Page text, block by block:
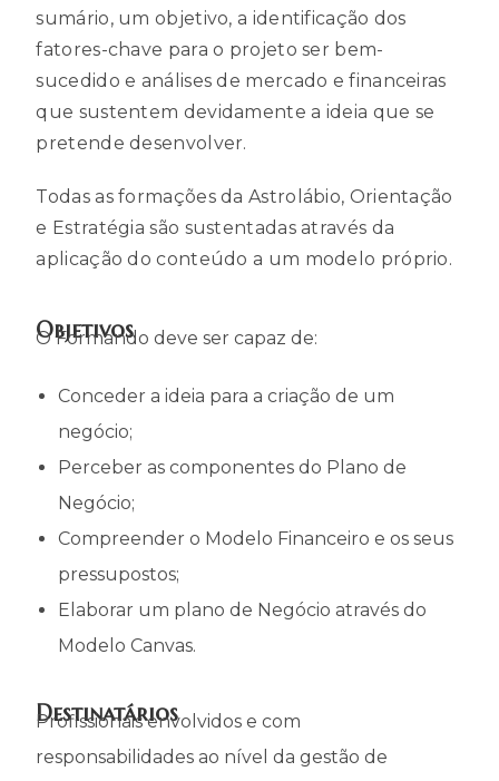
sumário, um objetivo, a identificação dos
fatores-chave para o projeto ser bem-
sucedido e análises de mercado e financeiras
que sustentem devidamente a ideia que se
pretende desenvolver.
Todas as formações da Astrolábio, Orientação
e Estratégia são sustentadas através da
aplicação do conteúdo a um modelo próprio.
Objetivos
O Formando deve ser capaz de:
Conceder a ideia para a criação de um
negócio;
Perceber as componentes do Plano de
Negócio;
Compreender o Modelo Financeiro e os seus
pressupostos;
Elaborar um plano de Negócio através do
Modelo Canvas.
Destinatários
Profissionais envolvidos e com
responsabilidades ao nível da gestão de